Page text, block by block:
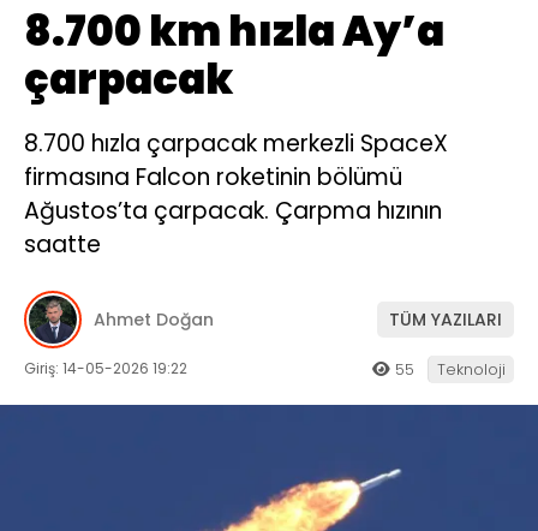
8.700 km hızla Ay’a
çarpacak
8.700 hızla çarpacak merkezli SpaceX
firmasına Falcon roketinin bölümü
Ağustos’ta çarpacak. Çarpma hızının
saatte
Ahmet Doğan TÜM YAZILARI
Giriş: 14-05-2026 19:22 55 Teknoloji